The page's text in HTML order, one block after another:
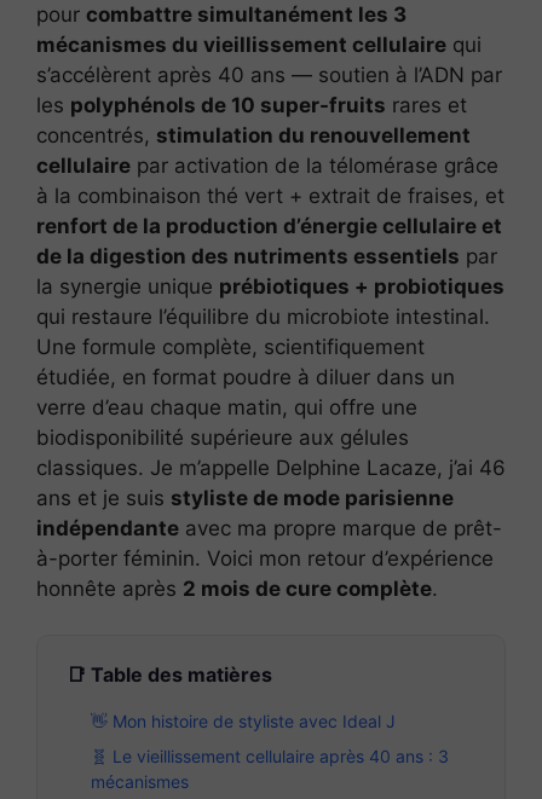
pour combattre simultanément les 3
mécanismes du vieillissement cellulaire qui
s’accélèrent après 40 ans — soutien à l’ADN par
les polyphénols de 10 super-fruits rares et
concentrés, stimulation du renouvellement
cellulaire par activation de la télomérase grâce
à la combinaison thé vert + extrait de fraises, et
renfort de la production d’énergie cellulaire et
de la digestion des nutriments essentiels par
la synergie unique prébiotiques + probiotiques
qui restaure l’équilibre du microbiote intestinal.
Une formule complète, scientifiquement
étudiée, en format poudre à diluer dans un
verre d’eau chaque matin, qui offre une
biodisponibilité supérieure aux gélules
classiques. Je m’appelle Delphine Lacaze, j’ai 46
ans et je suis styliste de mode parisienne
indépendante avec ma propre marque de prêt-
à-porter féminin. Voici mon retour d’expérience
honnête après 2 mois de cure complète.
📑 Table des matières
👋 Mon histoire de styliste avec Ideal J
🧬 Le vieillissement cellulaire après 40 ans : 3
mécanismes